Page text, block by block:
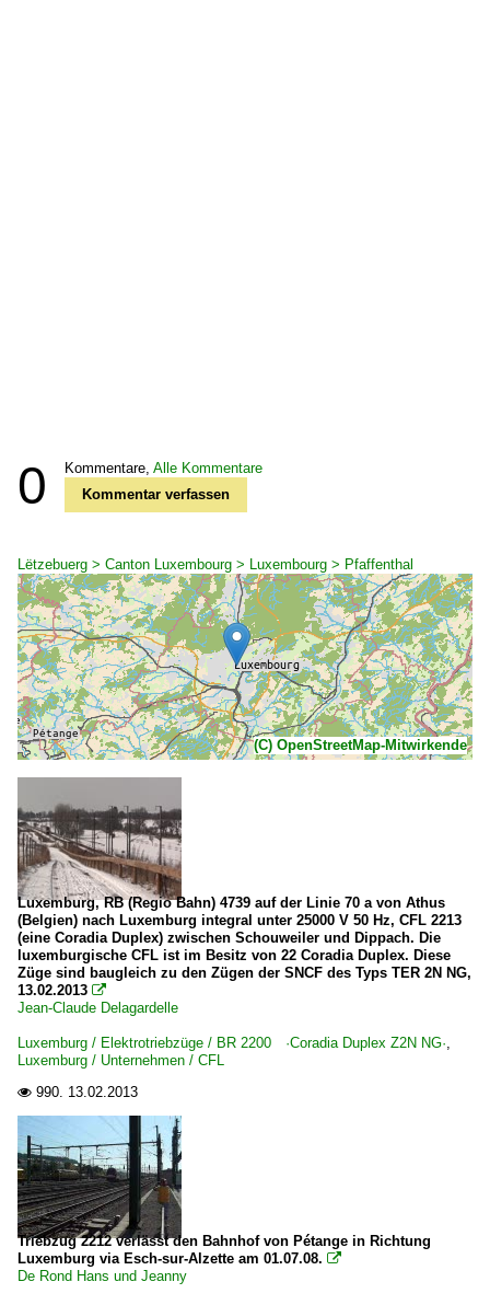
0 Kommentare, Alle Kommentare
Kommentar verfassen
Lëtzebuerg > Canton Luxembourg > Luxembourg > Pfaffenthal
(C) OpenStreetMap-Mitwirkende
Luxemburg, RB (Regio Bahn) 4739 auf der Linie 70 a von Athus
(Belgien) nach Luxemburg integral unter 25000 V 50 Hz, CFL 2213
(eine Coradia Duplex) zwischen Schouweiler und Dippach. Die
luxemburgische CFL ist im Besitz von 22 Coradia Duplex. Diese
Züge sind baugleich zu den Zügen der SNCF des Typs TER 2N NG,
13.02.2013 
Jean-Claude Delagardelle
Luxemburg / Elektrotriebzüge / BR 2200 ·Coradia Duplex Z2N NG·,
Luxemburg / Unternehmen / CFL
 990. 13.02.2013
Triebzug 2212 verlässt den Bahnhof von Pétange in Richtung
Luxemburg via Esch-sur-Alzette am 01.07.08. 
De Rond Hans und Jeanny